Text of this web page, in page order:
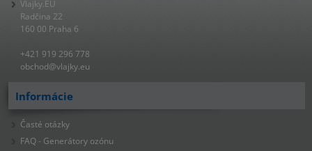
Vlajky.EU
Radčina 22
160 00 Praha 6
+421 919 296 778
obchod@vlajky.eu
Informácie
Časté otázky
FAQ - Generátory ozónu